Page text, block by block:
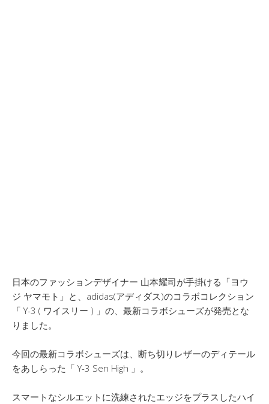
日本のファッションデザイナー 山本耀司が手掛ける「ヨウ
ジ ヤマモト」と、adidas(アディダス)のコラボコレクション
「 Y-3 ( ワイスリー ) 」の、最新コラボシューズが発売とな
りました。
今回の最新コラボシューズは、断ち切りレザーのディテール
をあしらった「 Y-3 Sen High 」。
スマートなシルエットに洗練されたエッジをプラスしたハイ